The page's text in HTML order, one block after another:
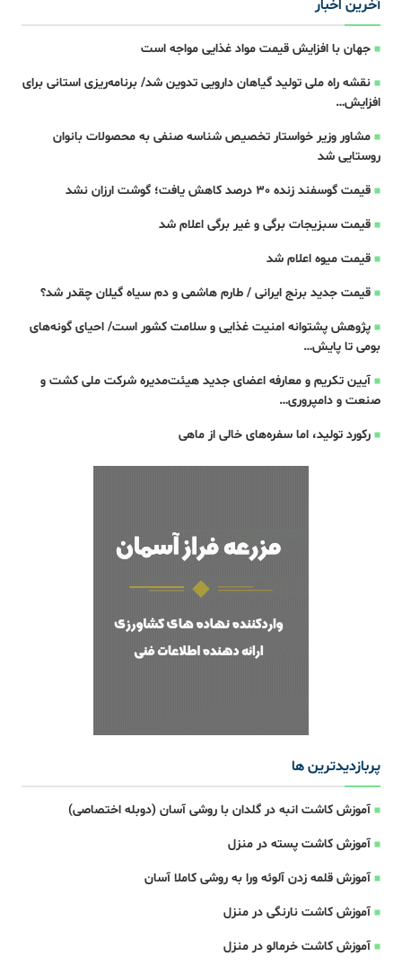
آخرین اخبار
جهان با افزایش قیمت مواد غذایی مواجه است
نقشه راه ملی تولید گیاهان دارویی تدوین شد/ برنامه‌ریزی استانی برای
افزایش…
مشاور وزیر خواستار تخصیص شناسه صنفی به محصولات بانوان
روستایی شد
قیمت گوسفند زنده 30 درصد کاهش یافت؛ گوشت ارزان نشد
قیمت سبزیجات برگی و غیر برگی اعلام شد
قیمت میوه اعلام شد
قیمت جدید برنج ایرانی / طارم هاشمی و دم سیاه گیلان چقدر شد؟
پژوهش پشتوانه امنیت غذایی و سلامت کشور است/ احیای گونه‌های
بومی تا پایش…
آیین تکریم و معارفه اعضای جدید هیئت‌مدیره شرکت ملی کشت و
صنعت و دامپروری…
رکورد تولید، اما سفره‌های خالی از ماهی
پربازدیدترین ها
آموزش کاشت انبه در گلدان با روشی آسان (دوبله اختصاصی)
آموزش کاشت پسته در منزل
آموزش قلمه زدن آلوئه ورا به روشی کاملا آسان
آموزش کاشت نارنگی در منزل
آموزش کاشت خرمالو در منزل